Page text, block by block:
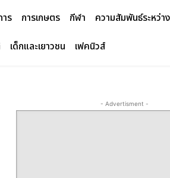
ร การเกษตร กีฬา
ความสัมพันธ์ระหว่า
เด็กและเยาวชน เฟคนิวส์
- Advertisment -